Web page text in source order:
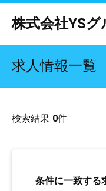
株式会社YSグ
求人情報一覧
検索結果 0件
条件に一致する